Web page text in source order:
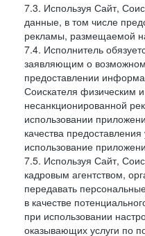
7.3. Используя Сайт,
данные, в том числе
рекламы, размещаемой
7.4. Исполнитель
заявляющим о
предоставлении
Соискателя физическим
несанкционированной
использовании
качества
использование
7.5. Используя Сайт,
кадровым агентством,
передавать
в качестве
при использовании
оказывающих услуги по